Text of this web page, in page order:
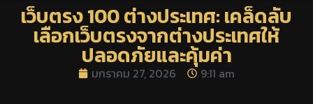
เว็บตรง 100 ต่างประเทศ: เคล็ดลับ
เลือกเว็บตรงจากต่างประเทศให้
ปลอดภัยและคุ้มค่า
มกราคม 27, 2026 9:11 am